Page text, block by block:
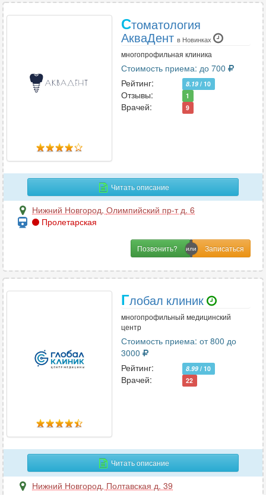
Стоматология
АкваДент в Новинках
многопрофильная клиника
Стоимость приема: до 700
Рейтинг:
8.19 / 10
Отзывы: 1
Врачей: 9
Читать описание
Нижний Новгород, Олимпийский пр-т д. 6
Пролетарская
Позвонить?
Глобал клиник
многопрофильный медицинский
центр
Стоимость приема: от 800 до
3000
Рейтинг:
8.99 / 10
Врачей: 22
Читать описание
Нижний Новгород, Полтавская д. 39